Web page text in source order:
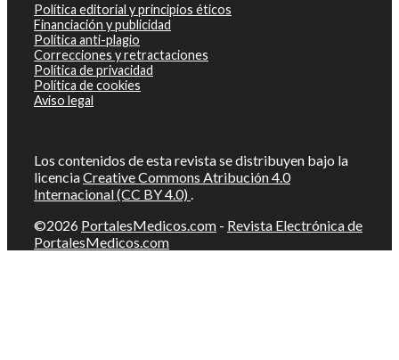
Política editorial y principios éticos
Financiación y publicidad
Política anti-plagio
Correcciones y retractaciones
Política de privacidad
Política de cookies
Aviso legal
Los contenidos de esta revista se distribuyen bajo la
licenciaCreative Commons Atribución 4.0
Internacional (CC BY 4.0) .
©2026 PortalesMedicos.com - Revista Electrónica de
PortalesMedicos.com